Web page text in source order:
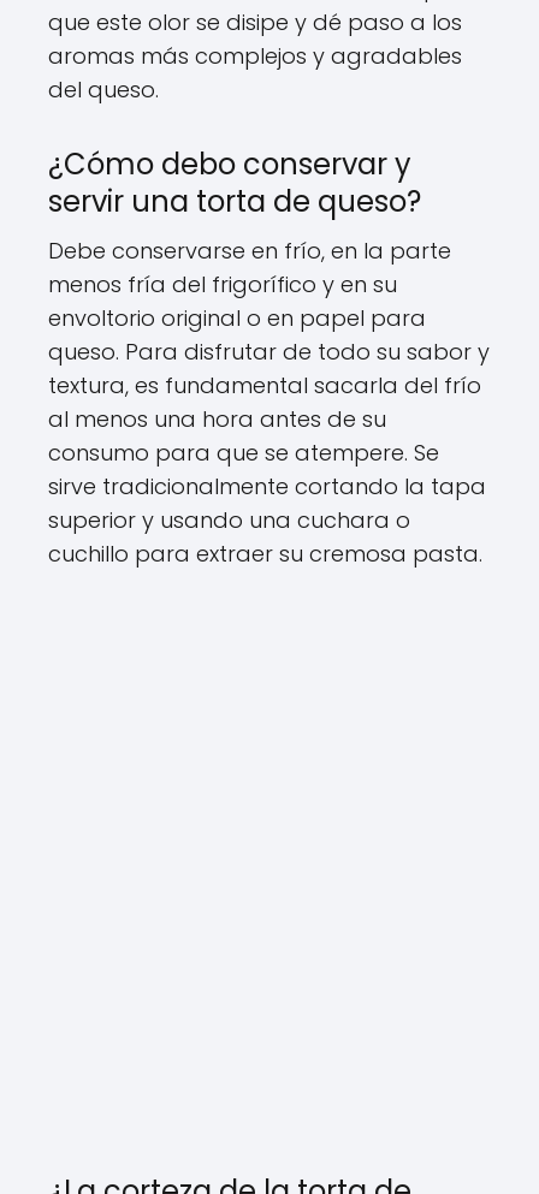
que este olor se disipe y dé paso a los
aromas más complejos y agradables
del queso.
¿Cómo debo conservar y
servir una torta de queso?
Debe conservarse en frío, en la parte
menos fría del frigorífico y en su
envoltorio original o en papel para
queso. Para disfrutar de todo su sabor y
textura, es fundamental sacarla del frío
al menos una hora antes de su
consumo para que se atempere. Se
sirve tradicionalmente cortando la tapa
superior y usando una cuchara o
cuchillo para extraer su cremosa pasta.